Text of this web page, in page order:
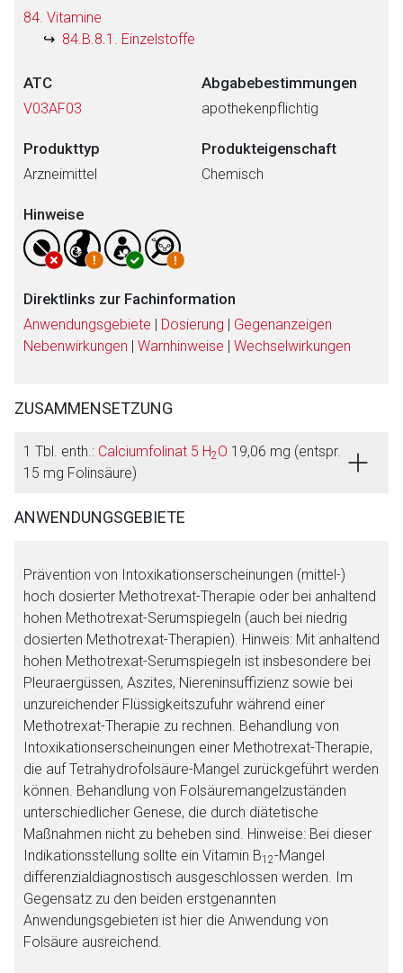
84. Vitamine
84.B.8.1. Einzelstoffe
ATC
V03AF03
Abgabebestimmungen
apothekenpflichtig
Produkttyp
Arzneimittel
Produkteigenschaft
Chemisch
Hinweise
Direktlinks zur Fachinformation
Anwendungsgebiete | Dosierung | Gegenanzeigen
Nebenwirkungen | Warnhinweise | Wechselwirkungen
ZUSAMMENSETZUNG
1 Tbl. enth.: Calciumfolinat 5 H2O 19,06 mg (entspr.
15 mg Folinsäure)
ANWENDUNGSGEBIETE
Prävention von Intoxikationserscheinungen (mittel-)
hoch dosierter Methotrexat-Therapie oder bei anhaltend
hohen Methotrexat-Serumspiegeln (auch bei niedrig
dosierten Methotrexat-Therapien). Hinweis: Mit anhaltend
hohen Methotrexat-Serumspiegeln ist insbesondere bei
Pleuraergüssen, Aszites, Niereninsuffizienz sowie bei
unzureichender Flüssigkeitszufuhr während einer
Methotrexat-Therapie zu rechnen. Behandlung von
Intoxikationserscheinungen einer Methotrexat-Therapie,
die auf Tetrahydrofolsäure-Mangel zurückgeführt werden
können. Behandlung von Folsäuremangelzuständen
unterschiedlicher Genese, die durch diätetische
Maßnahmen nicht zu beheben sind. Hinweise: Bei dieser
Indikationsstellung sollte ein Vitamin B12-Mangel
differenzialdiagnostisch ausgeschlossen werden. Im
Gegensatz zu den beiden erstgenannten
Anwendungsgebieten ist hier die Anwendung von
Folsäure ausreichend.
Aufruf einer externen Seite
Der von Ihnen aufgerufene Link öffnet eine externe Web-